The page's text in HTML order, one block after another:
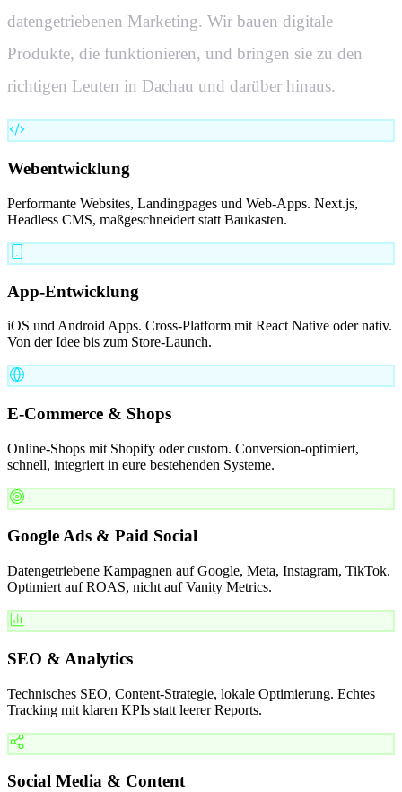
datengetriebenen Marketing. Wir bauen digitale
Produkte, die funktionieren, und bringen sie zu den
richtigen Leuten in Dachau und darüber hinaus.
Webentwicklung
Performante Websites, Landingpages und Web-Apps. Next.js,
Headless CMS, maßgeschneidert statt Baukasten.
App-Entwicklung
iOS und Android Apps. Cross-Platform mit React Native oder nativ.
Von der Idee bis zum Store-Launch.
E-Commerce & Shops
Online-Shops mit Shopify oder custom. Conversion-optimiert,
schnell, integriert in eure bestehenden Systeme.
Google Ads & Paid Social
Datengetriebene Kampagnen auf Google, Meta, Instagram, TikTok.
Optimiert auf ROAS, nicht auf Vanity Metrics.
SEO & Analytics
Technisches SEO, Content-Strategie, lokale Optimierung. Echtes
Tracking mit klaren KPIs statt leerer Reports.
Social Media & Content